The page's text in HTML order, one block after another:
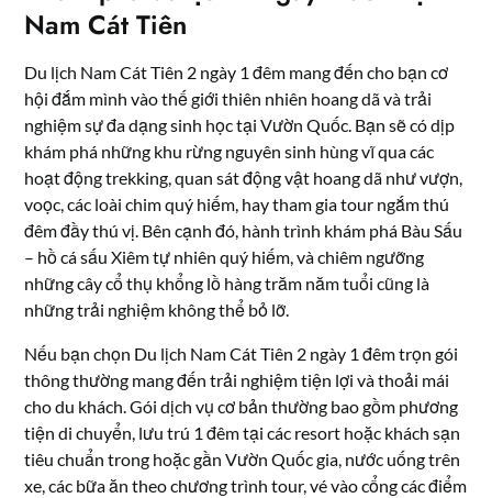
Nam Cát Tiên
Du lịch Nam Cát Tiên 2 ngày 1 đêm mang đến cho bạn cơ
hội đắm mình vào thế giới thiên nhiên hoang dã và trải
nghiệm sự đa dạng sinh học tại Vườn Quốc. Bạn sẽ có dịp
khám phá những khu rừng nguyên sinh hùng vĩ qua các
hoạt động trekking, quan sát động vật hoang dã như vượn,
voọc, các loài chim quý hiếm, hay tham gia tour ngắm thú
đêm đầy thú vị. Bên cạnh đó, hành trình khám phá Bàu Sấu
– hồ cá sấu Xiêm tự nhiên quý hiếm, và chiêm ngưỡng
những cây cổ thụ khổng lồ hàng trăm năm tuổi cũng là
những trải nghiệm không thể bỏ lỡ.
Nếu bạn chọn Du lịch Nam Cát Tiên 2 ngày 1 đêm trọn gói
thông thường mang đến trải nghiệm tiện lợi và thoải mái
cho du khách. Gói dịch vụ cơ bản thường bao gồm phương
tiện di chuyển, lưu trú 1 đêm tại các resort hoặc khách sạn
tiêu chuẩn trong hoặc gần Vườn Quốc gia, nước uống trên
xe, các bữa ăn theo chương trình tour, vé vào cổng các điểm